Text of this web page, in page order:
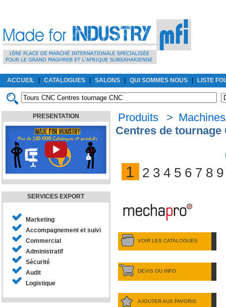
ACCUEIL CATALOGUES SALONS QUI SOMMES NOUS LISTE
PRESENTATION
SERVICES EXPORT
Marketing
Accompagnement et suivi
Commercial
Administratif
Sécurité
Audit
Logistique
Produits >
Centres de tournage
1 2 3 4 5 6 7 8 9
VOIR LES CATALOGUES
DEVIS OU INFO
AJOUTER AUX FAVORIS